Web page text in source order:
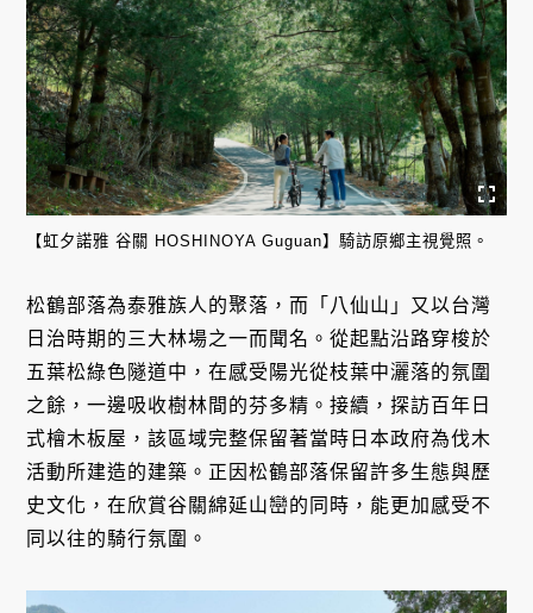
【虹夕諾雅 谷關 HOSHINOYA Guguan】騎訪原鄉主視覺照。
松鶴部落為泰雅族人的聚落，而「八仙山」又以台灣
日治時期的三大林場之一而聞名。從起點沿路穿梭於
五葉松綠色隧道中，在感受陽光從枝葉中灑落的氛圍
之餘，一邊吸收樹林間的芬多精。接續，探訪百年日
式檜木板屋，該區域完整保留著當時日本政府為伐木
活動所建造的建築。正因松鶴部落保留許多生態與歷
史文化，在欣賞谷關綿延山巒的同時，能更加感受不
同以往的騎行氛圍。